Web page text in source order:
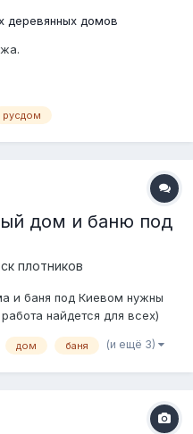
деревянных домов
русдом
дом и баню под
плотников
и баня под Киевом нужны
найдется для всех)
от 5 лет Условия
дом баня (и ещё 3)